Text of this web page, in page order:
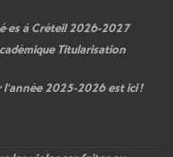
·es à Créteil 2026-2027
Titularisation
l’année 2025-2026 est ici!